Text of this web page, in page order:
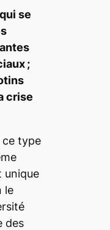
se
;
crise
ce type
unique
le
des